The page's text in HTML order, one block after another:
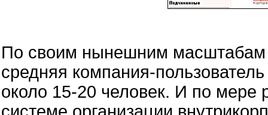
По своим нынешним масштабам
средняя компания-
около 15-20 человек. И по мере